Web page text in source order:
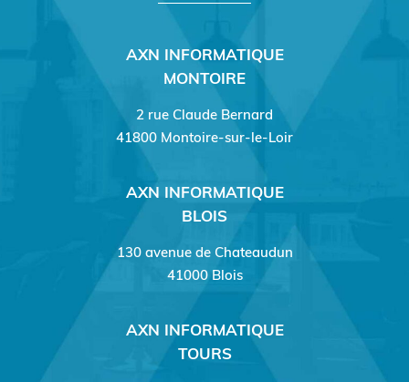
AXN INFORMATIQUE
MONTOIRE
2 rue Claude Bernard
41800 Montoire-sur-le-Loir
AXN INFORMATIQUE
BLOIS
130 avenue de Chateaudun
41000 Blois
AXN INFORMATIQUE
TOURS